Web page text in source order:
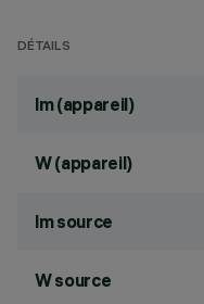
DÉTAILS
lm (appareil)
W (appareil)
lm source
W source